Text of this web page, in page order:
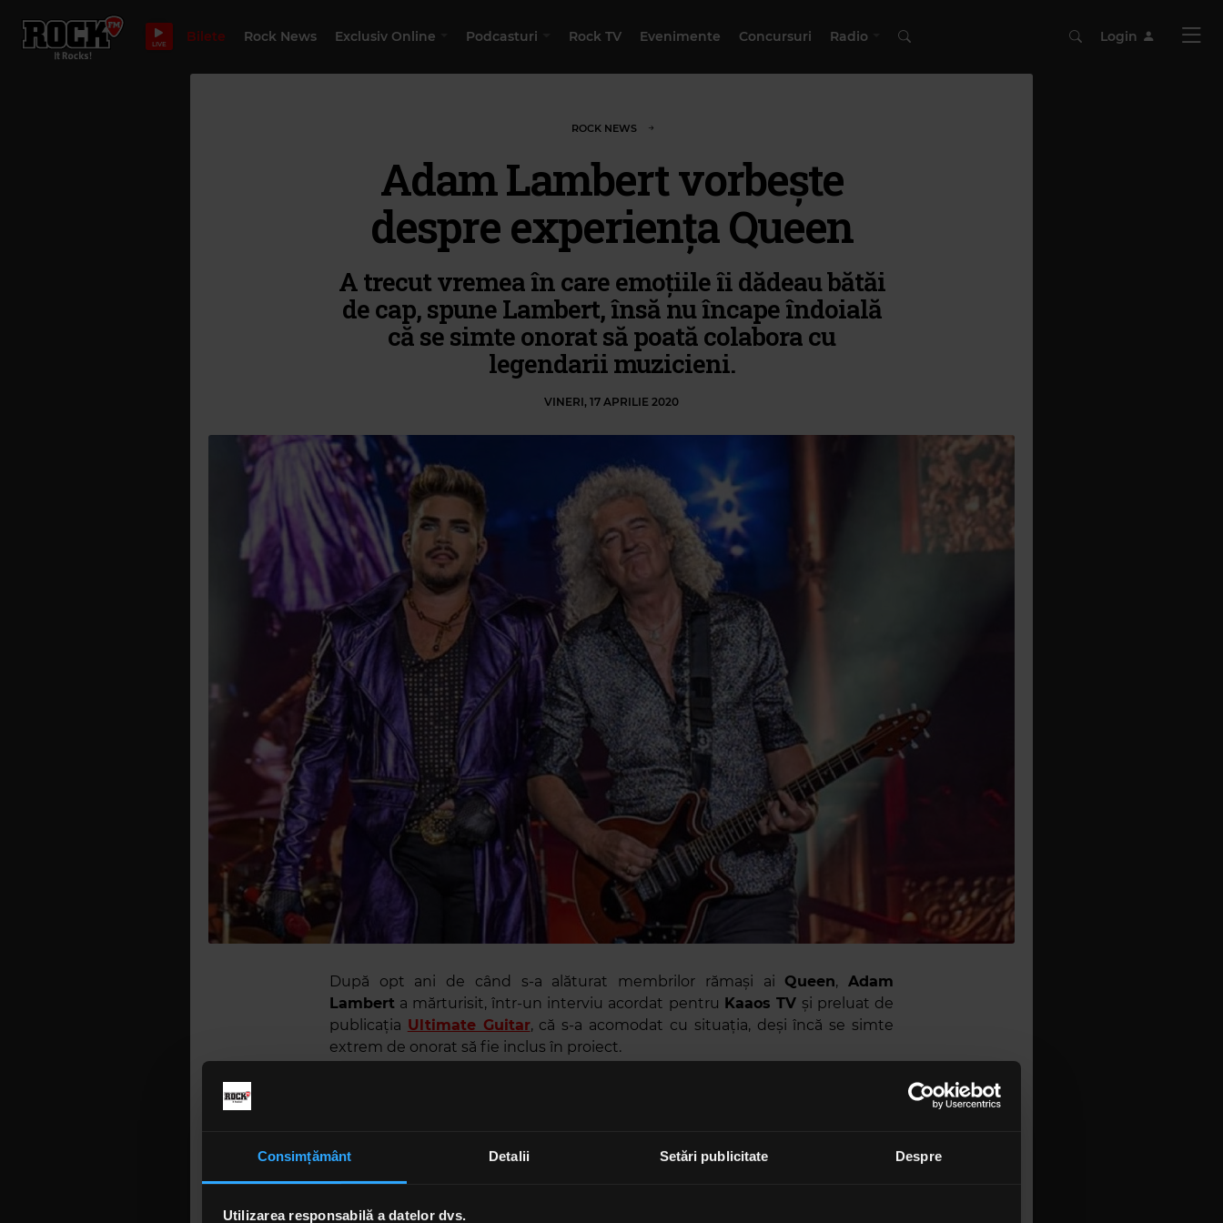
Consimțământ Detalii Setări publicitate Despre
Utilizarea responsabilă a datelor dvs.
LIVE Bilete Rock News Exclusiv Online Podcasturi Rock TV Evenimente Concursuri Radio Login
ROCK NEWS
Adam Lambert vorbește
despre experiența Queen
A trecut vremea în care emoțiile îi dădeau bătăi
de cap, spune Lambert, însă nu încape îndoială
că se simte onorat să poată colabora cu
legendarii muzicieni.
VINERI, 17 APRILIE 2020
După opt ani de când s-a alăturat membrilor rămași ai Queen,Adam
Lamberta mărturisit, într-un interviu acordat pentru Kaaos TV și preluat de
publicația Ultimate Guitar, că s-a acomodat cu situația, deși încă se simte
extrem de onorat să fie inclus în proiect.
oportunitate [...]” spuneLambert
comparând șansa asta cu un cadou. Faptul